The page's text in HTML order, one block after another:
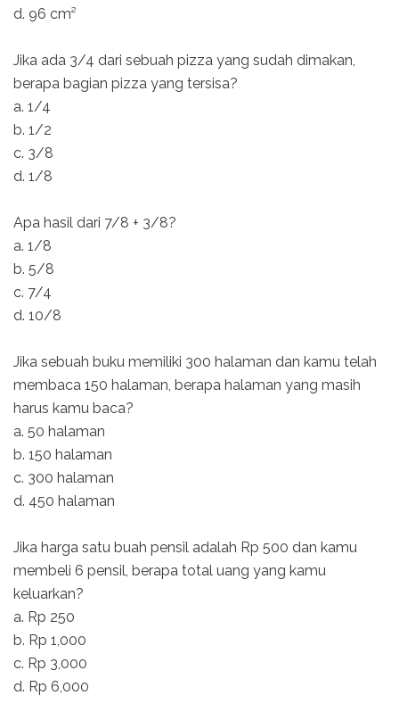
d. 96 cm²
Jika ada 3/4 dari sebuah pizza yang sudah dimakan,
berapa bagian pizza yang tersisa?
a. 1/4
b. 1/2
c. 3/8
d. 1/8
Apa hasil dari 7/8 + 3/8?
a. 1/8
b. 5/8
c. 7/4
d. 10/8
Jika sebuah buku memiliki 300 halaman dan kamu telah
membaca 150 halaman, berapa halaman yang masih
harus kamu baca?
a. 50 halaman
b. 150 halaman
c. 300 halaman
d. 450 halaman
Jika harga satu buah pensil adalah Rp 500 dan kamu
membeli 6 pensil, berapa total uang yang kamu
keluarkan?
a. Rp 250
b. Rp 1,000
c. Rp 3,000
d. Rp 6,000